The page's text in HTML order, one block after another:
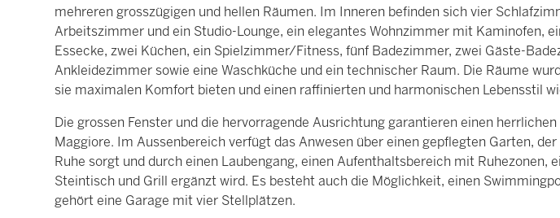
mehreren grosszügigen und hellen Räumen. Im Inneren befinden sich vier
Arbeitszimmer und ein Studio-Lounge, ein elegantes Wohnzimmer mit Kaminofen,
Essecke, zwei Küchen, ein Spielzimmer/Fitness, fünf Badezimmer, zwei Gäste-
Ankleidezimmer sowie eine Waschküche und ein technischer Raum. Die Räume
sie maximalen Komfort bieten und einen raffinierten und harmonischen Lebensstil
Die grossen Fenster und die hervorragende Ausrichtung garantieren einen
Maggiore. Im Aussenbereich verfügt das Anwesen über einen gepflegten Garten,
Ruhe sorgt und durch einen Laubengang, einen Aufenthaltsbereich mit Ruhezonen,
Steintisch und Grill ergänzt wird. Es besteht auch die Möglichkeit, einen
gehört eine Garage mit vier Stellplätzen.